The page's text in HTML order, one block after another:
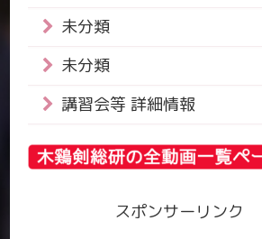
未分類
未分類
講習会等 詳細情報
スポンサーリンク